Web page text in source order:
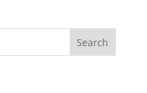
Search